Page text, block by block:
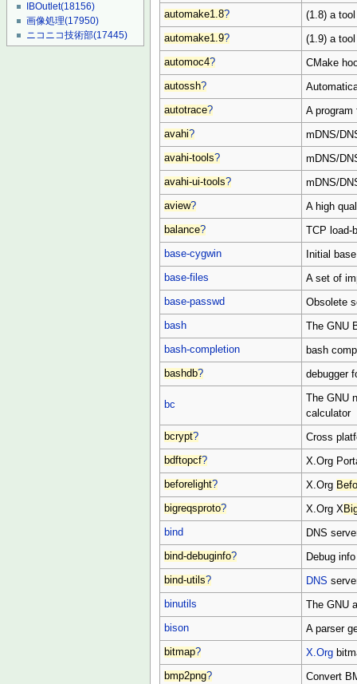
IBOutlet(18156)
画像処理(17950)
ニコニコ技術部(17445)
automake1.8? (1.8) a
automake1.9? (1.9) a
automoc4? CMake
autossh?
autotrace? A
avahi? mDNS/
avahi-tools? mDNS/
avahi-ui-tools? mDNS/
aview? A high
balance? TCP load-
base-cygwin Initial
base-files A set of
base-passwd Obsolete
bash The GNU
bash-completion bash
bashdb? debugger
bc
The GNU
calculator
bcrypt? Cross
bdftopcf? X.Org
beforelight? X.Org
bigreqsproto? X.Org X
bind DNS
bind-debuginfo? Debug
bind-utils? DNS
binutils The GNU
bison A parser
bitmap? X.Org
bmp2png? Convert